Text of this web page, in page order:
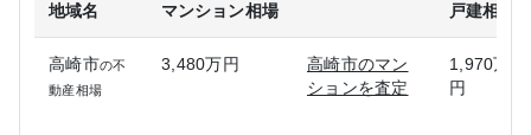
地域名 マンション相場 戸建相場
高崎市の不
動産相場
3,480万円
高崎市のマン
ションを査定
1,970万
円